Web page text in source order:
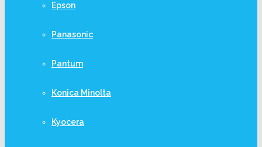
Epson
Panasonic
Pantum
Konica Minolta
Kyocera